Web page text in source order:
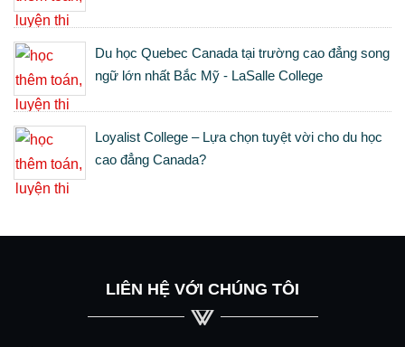
Du học Quebec Canada tại trường cao đẳng song
ngữ lớn nhất Bắc Mỹ - LaSalle College
Loyalist College – Lựa chọn tuyệt vời cho du học
cao đẳng Canada?
LIÊN HỆ VỚI CHÚNG TÔI